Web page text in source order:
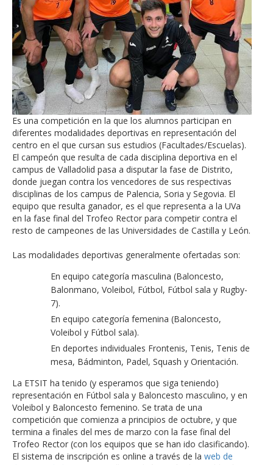
Es una competición en la que los alumnos participan en
diferentes modalidades deportivas en representación del
centro en el que cursan sus estudios (Facultades/Escuelas).
El campeón que resulta de cada disciplina deportiva en el
campus de Valladolid pasa a disputar la fase de Distrito,
donde juegan contra los vencedores de sus respectivas
disciplinas de los campus de Palencia, Soria y Segovia. El
equipo que resulta ganador, es el que representa a la UVa
en la fase final del Trofeo Rector para competir contra el
resto de campeones de las Universidades de Castilla y León.
Las modalidades deportivas generalmente ofertadas son:
En equipo categoría masculina (Baloncesto,
Balonmano, Voleibol, Fútbol, Fútbol sala y Rugby-
7).
En equipo categoría femenina (Baloncesto,
Voleibol y Fútbol sala).
En deportes individuales Frontenis, Tenis, Tenis de
mesa, Bádminton, Padel, Squash y Orientación.
La ETSIT ha tenido (y esperamos que siga teniendo)
representación en Fútbol sala y Baloncesto masculino, y en
Voleibol y Baloncesto femenino. Se trata de una
competición que comienza a principios de octubre, y que
termina a finales del mes de marzo con la fase final del
Trofeo Rector (con los equipos que se han ido clasificando).
El sistema de inscripción es online a través de la web de